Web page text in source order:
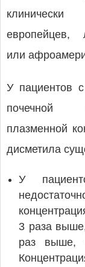
европейцев,
или
У пациентов
почечной
плазменной
дисметила
У
3 раза
раз выше,